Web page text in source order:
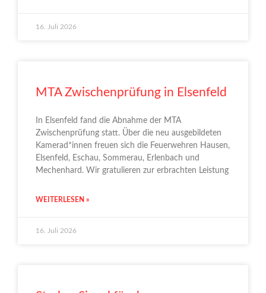
16. Juli 2026
MTA Zwischenprüfung in Elsenfeld
In Elsenfeld fand die Abnahme der MTA
Zwischenprüfung statt. Über die neu ausgebildeten
Kamerad*innen freuen sich die Feuerwehren Hausen,
Elsenfeld, Eschau, Sommerau, Erlenbach und
Mechenhard. Wir gratulieren zur erbrachten Leistung
WEITERLESEN »
16. Juli 2026